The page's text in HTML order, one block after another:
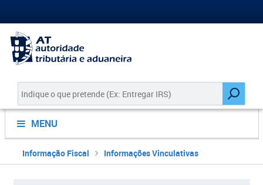
MENU
Informação Fiscal Informações Vinculativas